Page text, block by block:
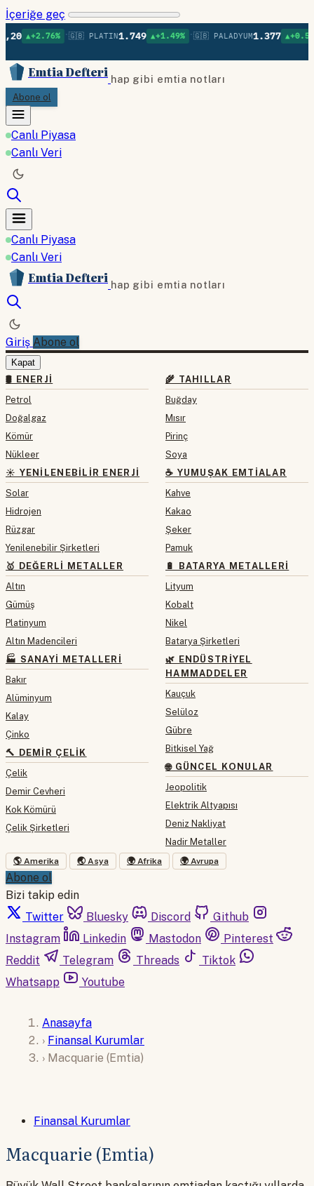
İçeriğe geç
•🇬🇧 PLATIN1.749 ▲+1.49% •🇬🇧 PALADYUM 1.377 ▲+0.57% •🇬🇧
Emtia Defteri hap gibi emtia notları
Abone ol
Canlı Piyasa
Canlı Veri
Canlı Piyasa
Canlı Veri
Emtia Defteri hap gibi emtia notları
Giriş Abone ol
Kapat
🛢 ENERJI
Petrol
Doğalgaz
Kömür
Nükleer
☀️ YENILENEBILIR ENERJI
Solar
Hidrojen
Rüzgar
Yenilenebilir Şirketleri
🥇 DEĞERLI METALLER
Altın
Gümüş
Platinyum
Altın Madencileri
🏭 SANAYI METALLERI
Bakır
Alüminyum
Kalay
Çinko
🔨 DEMIR ÇELIK
Çelik
Demir Cevheri
Kok Kömürü
Çelik Şirketleri
🌾 TAHILLAR
Buğday
Mısır
Pirinç
Soya
☕ YUMUŞAK EMTIALAR
Kahve
Kakao
Şeker
Pamuk
🔋 BATARYA METALLERI
Lityum
Kobalt
Nikel
Batarya Şirketleri
🌿 ENDÜSTRIYEL
HAMMADDELER
Kauçuk
Selüloz
Gübre
Bitkisel Yağ
🌐 GÜNCEL KONULAR
Jeopolitik
Elektrik Altyapısı
Deniz Nakliyat
Nadir Metaller
🌎 Amerika 🌏 Asya 🌍 Afrika 🌍 Avrupa
Abone ol
Bizi takip edin
Twitter
Bluesky Discord
Github
Instagram
Linkedin Mastodon
Pinterest
Reddit
Telegram Threads
Tiktok
Whatsapp
Youtube
Anasayfa
› Finansal Kurumlar
› Macquarie (Emtia)
Finansal Kurumlar
Macquarie (Emtia)